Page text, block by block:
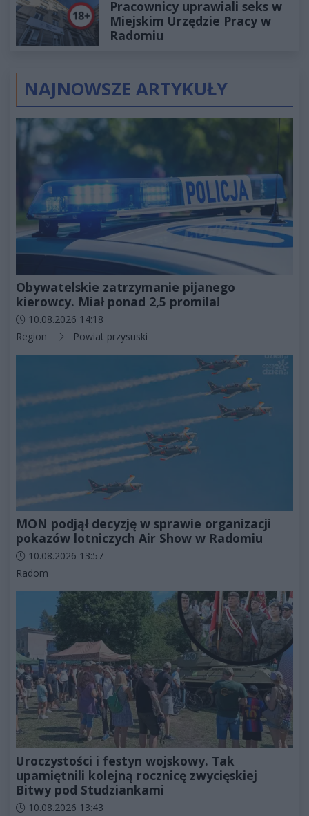
Pracownicy uprawiali seks w
Miejskim Urzędzie Pracy w
Radomiu
NAJNOWSZE ARTYKUŁY
Obywatelskie zatrzymanie pijanego
kierowcy. Miał ponad 2,5 promila!
Data dodania artykułu:
10.08.2026 14:18
Kategorie artykułu:
Region Powiat przysuski
MON podjął decyzję w sprawie organizacji
pokazów lotniczych Air Show w Radomiu
Data dodania artykułu:
10.08.2026 13:57
Kategorie artykułu:
Radom
Uroczystości i festyn wojskowy. Tak
upamiętnili kolejną rocznicę zwycięskiej
Bitwy pod Studziankami
Data dodania artykułu:
10.08.2026 13:43